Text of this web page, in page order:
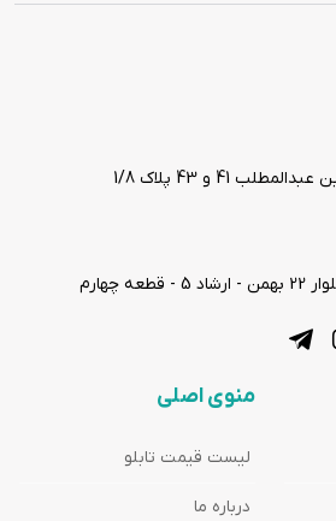
41 و 43 پلاک 1/8
منوی اصلی
لیست قیمت تابلو
درباره ما